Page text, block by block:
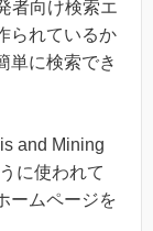
者向け検索エ
られているか
単に検索でき
and Mining
に使われて
ームページを